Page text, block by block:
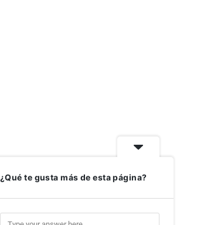
¿Qué te gusta más de esta página?